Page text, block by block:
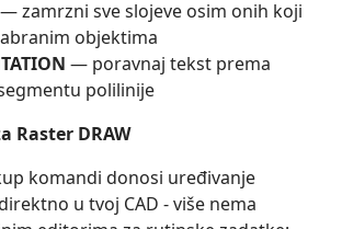
— zamrzni sve slojeve osim onih koji
objektima
— poravnaj tekst prema
polilinije
Raster DRAW
komandi donosi uređivanje
u tvoj CAD - više nema